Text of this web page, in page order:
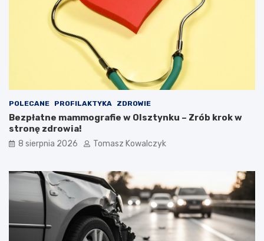
POLECANE PROFILAKTYKA ZDROWIE
Bezpłatne mammografie w Olsztynku – Zrób krok w
stronę zdrowia!
8 sierpnia 2026 Tomasz Kowalczyk